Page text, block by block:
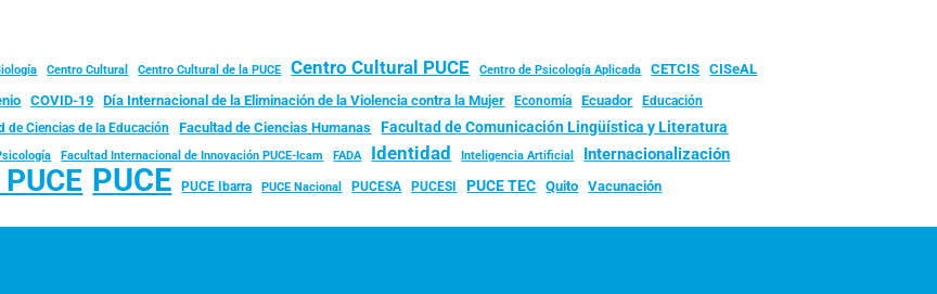
Centro Cultural Centro Cultural de la PUCE Centro Cultural PUCE Centro de Psicología Aplicada CETCIS CISeAL
COVID-19 Día Internacional de la Eliminación de la Violencia contra la Mujer Economía Ecuador
Educación
de Ciencias de la Educación Facultad de Ciencias Humanas Facultad de Comunicación Lingüística y Literatura
Facultad Internacional de Innovación PUCE-Icam FADA Identidad Inteligencia Artificial Internacionalización
PUCE PUCE Ibarra PUCE Nacional PUCESA PUCESI PUCE TEC Quito Vacunación